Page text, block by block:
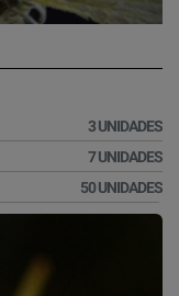
3 UNIDADES
7 UNIDADES
50 UNIDADES